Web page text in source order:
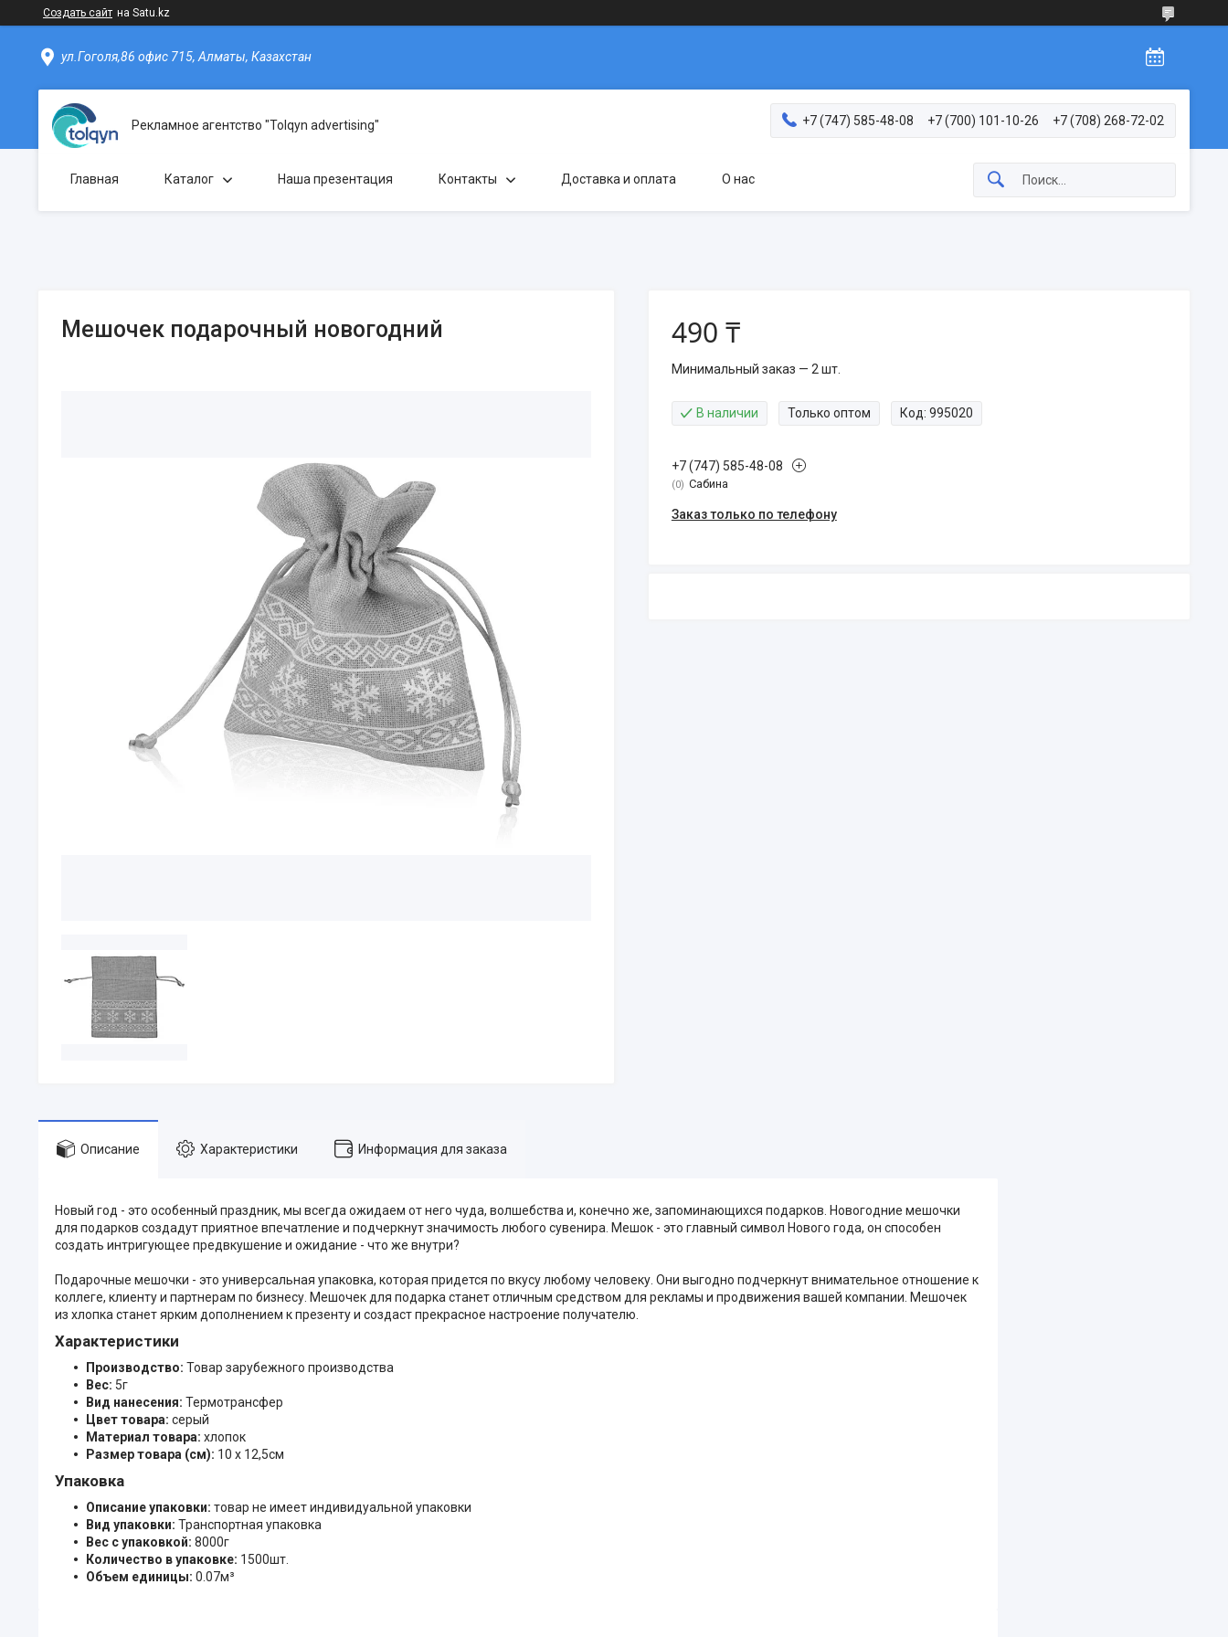
Создать сайт на Satu.kz
ул.Гоголя,86 офис 715, Алматы, Казахстан
Рекламное агентство "Tolqyn advertising" +7 (747) 585-48-08 +7 (700) 101-10-26 +7 (708) 268-72-02
Главная Каталог Наша презентация Контакты Доставка и оплата О нас
Мешочек подарочный новогодний 490 ₸
Минимальный заказ — 2 шт.
В наличии Только оптом Код: 995020
+7 (747) 585-48-08
0 Сабина
Заказ только по телефону
Описание Характеристики Информация для заказа
Новый год - это особенный праздник, мы всегда ожидаем от него чуда, волшебства и, конечно же, запоминающихся подарков. Новогодние мешочки
для подарков создадут приятное впечатление и подчеркнут значимость любого сувенира. Мешок - это главный символ Нового года, он способен
создать интригующее предвкушение и ожидание - что же внутри?
Подарочные мешочки - это универсальная упаковка, которая придется по вкусу любому человеку. Они выгодно подчеркнут внимательное отношение к
коллеге, клиенту и партнерам по бизнесу. Мешочек для подарка станет отличным средством для рекламы и продвижения вашей компании. Мешочек
из хлопка станет ярким дополнением к презенту и создаст прекрасное настроение получателю.
Характеристики
Производство: Товар зарубежного производства
Вес: 5г
Вид нанесения: Термотрансфер
Цвет товара: серый
Материал товара: хлопок
Размер товара (см): 10 х 12,5см
Упаковка
Описание упаковки: товар не имеет индивидуальной упаковки
Вид упаковки: Транспортная упаковка
Вес с упаковкой: 8000г
Количество в упаковке: 1500шт.
Объем единицы: 0.07м³